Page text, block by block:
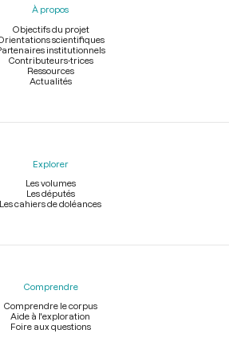
À propos
Objectifs du projet
scientifiques
institutionnels
Contributeurs-trices
Ressources
Actualités
Explorer
Les volumes
Les députés
Les cahiers de doléances
Comprendre
Comprendre le corpus
Aide à l'exploration
Foire aux questions